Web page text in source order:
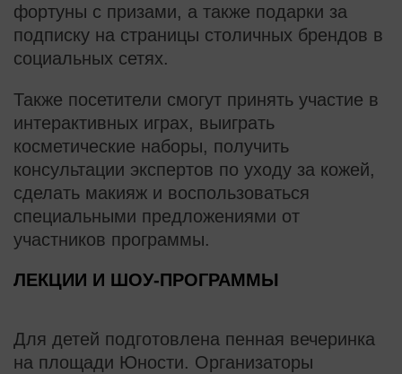
фортуны с призами, а также подарки за
подписку на страницы столичных брендов в
социальных сетях.
Также посетители смогут принять участие в
интерактивных играх, выиграть
косметические наборы, получить
консультации экспертов по уходу за кожей,
сделать макияж и воспользоваться
специальными предложениями от
участников программы.
ЛЕКЦИИ И ШОУ-ПРОГРАММЫ
Для детей подготовлена пенная вечеринка
на площади Юности. Организаторы